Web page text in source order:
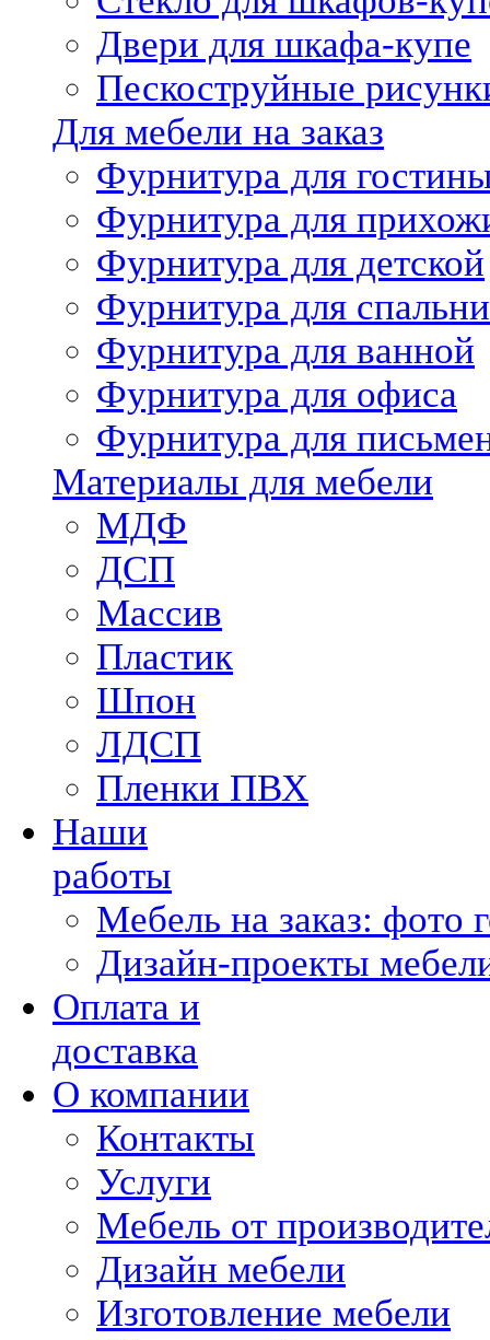
Двери для шкафа-купе
Пескоструйные
Для мебели на заказ
Фурнитура для
Фурнитура для
Фурнитура для детской
Фурнитура для спальни
Фурнитура для ванной
Фурнитура для офиса
Фурнитура для
Материалы для мебели
МДФ
ДСП
Массив
Пластик
Шпон
ЛДСП
Пленки ПВХ
Наши
работы
Мебель на заказ: фото
Дизайн-проекты
Оплата и
доставка
О компании
Контакты
Услуги
Мебель от
Дизайн мебели
Изготовление мебели